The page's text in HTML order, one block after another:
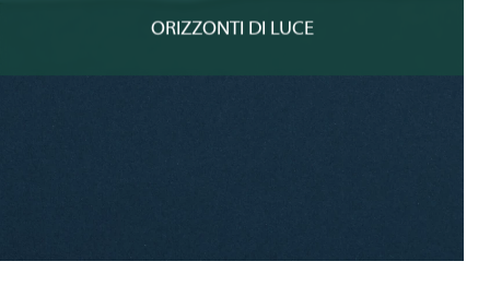
ORIZZONTI DI LUCE